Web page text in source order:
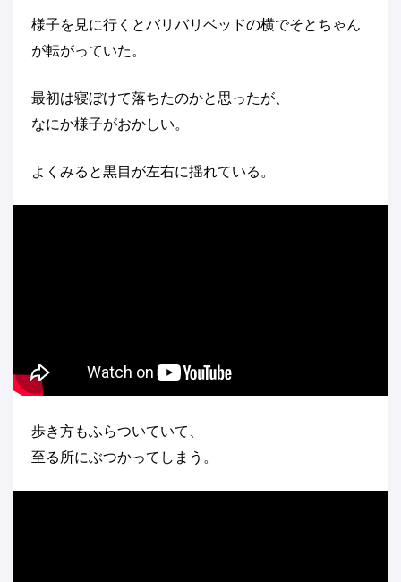
様子を見に行くとバリバリベッドの横でそとちゃん
が転がっていた。
最初は寝ぼけて落ちたのかと思ったが、
なにか様子がおかしい。
よくみると黒目が左右に揺れている。
歩き方もふらついていて、
至る所にぶつかってしまう。